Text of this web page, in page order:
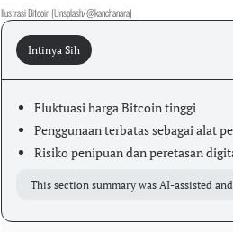
Ilustrasi Bitcoin (Unsplash/@kanchanara)
Intinya Sih
Fluktuasi harga Bitcoin tinggi
Penggunaan terbatas sebagai alat
Risiko penipuan dan peretasan
This section summary was AI-assisted